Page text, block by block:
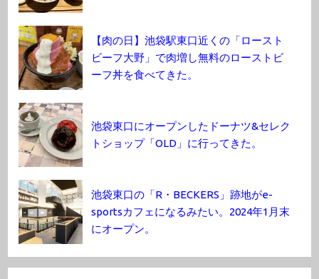
【肉の日】池袋駅東口近くの「ロースト
ビーフ大野」で肉増し無料のローストビ
ーフ丼を食べてきた。
池袋東口にオープンしたドーナツ&セレク
トショップ「OLD」に行ってきた。
池袋東口の「R・BECKERS」跡地がe-
sportsカフェになるみたい。2024年1月末
にオープン。